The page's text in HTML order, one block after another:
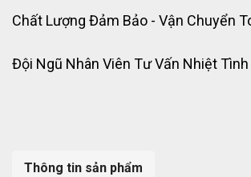
Chất Lượng Đảm Bảo - Vận Chuyển
Đội Ngũ Nhân Viên Tư Vấn Nhiệt Tình
Thông tin sản phẩm